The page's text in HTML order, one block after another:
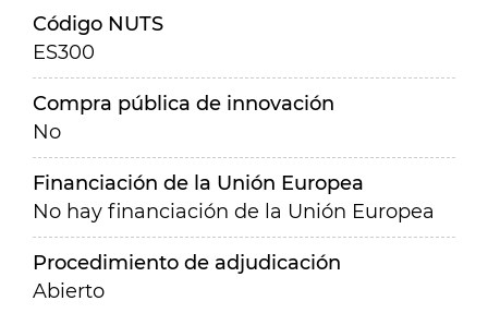
Código NUTS
ES300
Compra pública de innovación
No
Financiación de la Unión Europea
No hay financiación de la Unión Europea
Procedimiento de adjudicación
Abierto